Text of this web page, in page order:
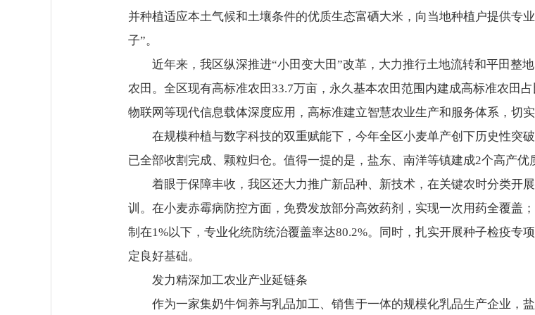
并种植适应本土气候和土壤条件的优质生态富硒大米，向当地种植户提供专
子”。
近年来，我区纵深推进“小田变大田”改革，大力推行土地流转和平田整
农田。全区现有高标准农田33.7万亩，永久基本农田范围内建成高标准农田
物联网等现代信息载体深度应用，高标准建立智慧农业生产和服务体系，切
在规模种植与数字科技的双重赋能下，今年全区小麦单产创下历史性突
已全部收割完成、颗粒归仓。值得一提的是，盐东、南洋等镇建成2个高产优
着眼于保障丰收，我区还大力推广新品种、新技术，在关键农时分类开
训。在小麦赤霉病防控方面，免费发放部分高效药剂，实现一次用药全覆盖
制在1%以下，专业化统防统治覆盖率达80.2%。同时，扎实开展种子检疫专
定良好基础。
发力精深加工农业产业延链条
作为一家集奶牛饲养与乳品加工、销售于一体的规模化乳品生产企业，